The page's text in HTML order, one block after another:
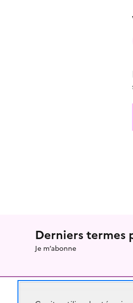
Menu
Derniers termes
Je m’abonne